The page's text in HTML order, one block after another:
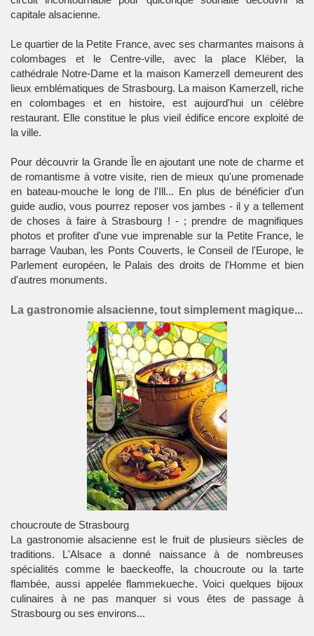
capitale alsacienne.
Le quartier de la Petite France, avec ses charmantes maisons à
colombages et le Centre-ville, avec la place Kléber, la
cathédrale Notre-Dame et la maison Kamerzell demeurent des
lieux emblématiques de Strasbourg. La maison Kamerzell, riche
en colombages et en histoire, est aujourd'hui un célèbre
restaurant. Elle constitue le plus vieil édifice encore exploité de
la ville.
Pour découvrir la Grande Île en ajoutant une note de charme et
de romantisme à votre visite, rien de mieux qu'une promenade
en bateau-mouche le long de l'Ill... En plus de bénéficier d'un
guide audio, vous pourrez reposer vos jambes - il y a tellement
de choses à faire à Strasbourg ! - ; prendre de magnifiques
photos et profiter d'une vue imprenable sur la Petite France, le
barrage Vauban, les Ponts Couverts, le Conseil de l'Europe, le
Parlement européen, le Palais des droits de l'Homme et bien
d'autres monuments.
La gastronomie alsacienne, tout simplement magique...
choucroute de Strasbourg
La gastronomie alsacienne est le fruit de plusieurs siècles de
traditions. L'Alsace a donné naissance à de nombreuses
spécialités comme le baeckeoffe, la choucroute ou la tarte
flambée, aussi appelée flammekueche. Voici quelques bijoux
culinaires à ne pas manquer si vous êtes de passage à
Strasbourg ou ses environs...